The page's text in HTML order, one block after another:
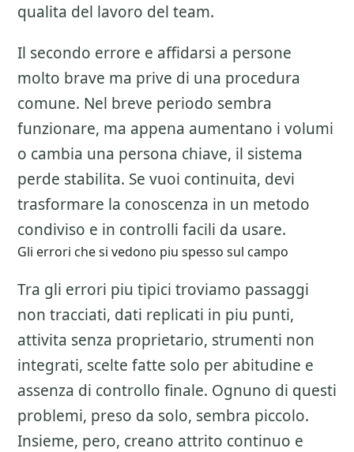
qualita del lavoro del team.
Il secondo errore e affidarsi a persone
molto brave ma prive di una procedura
comune. Nel breve periodo sembra
funzionare, ma appena aumentano i volumi
o cambia una persona chiave, il sistema
perde stabilita. Se vuoi continuita, devi
trasformare la conoscenza in un metodo
condiviso e in controlli facili da usare.
Gli errori che si vedono piu spesso sul campo
Tra gli errori piu tipici troviamo passaggi
non tracciati, dati replicati in piu punti,
attivita senza proprietario, strumenti non
integrati, scelte fatte solo per abitudine e
assenza di controllo finale. Ognuno di questi
problemi, preso da solo, sembra piccolo.
Insieme, pero, creano attrito continuo e